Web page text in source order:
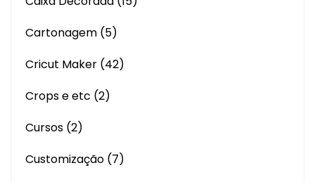
Cartonagem (5)
Cricut Maker (42)
Crops e etc (2)
Cursos (2)
Customização (7)